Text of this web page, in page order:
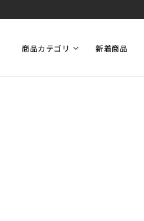
商品カテゴリ 新着商品